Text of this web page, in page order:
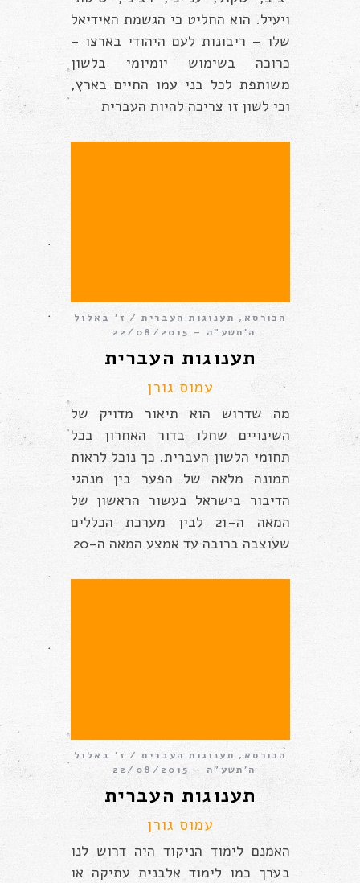
ויעיל. הוא החליט כי הגשמת האידיאל
שלו – ריבונות לעם היהודי בארצו –
כרוכה בשימוש יומיומי בלשון
משותפת לכל בני עמו החיים בארץ,
וכי לשון זו צריכה להיות העברית
הכורסא , תענוגות העברית
ז׳ באלול
ה׳תשע״ה – 22/08/2015
תענוגות העברית
עמוס גורן
מה שדרוש הוא תיאור מדויק של
השינויים שחלו בדור האחרון בכל
תחומי הלשון העברית. כך נוכל לראות
תמונה מלאה של הפער בין מנהגי
הדיבור בישראל בעשור הראשון של
המאה ה-21 לבין מערכת הכללים
שעוצבה ברובה עד אמצע המאה ה-20
הכורסא , תענוגות העברית
ז׳ באלול
ה׳תשע״ה – 22/08/2015
תענוגות העברית
עמוס גורן
האמנם לימוד הניקוד היה דרוש לנו
בערך כמו לימוד אלבנית עתיקה או